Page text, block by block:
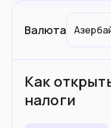
Процедура
понадобится
заявление. Не
Население
Подойдет
Вы
Валюта
Как
налоги